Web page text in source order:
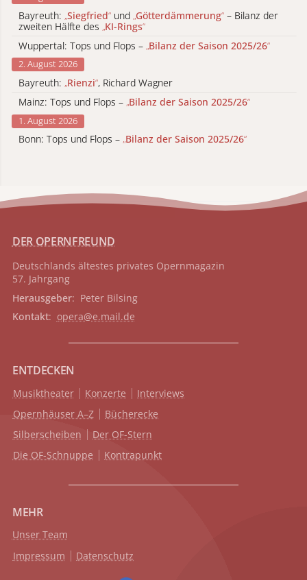
Bayreuth: „Siegfried“ und „Götterdämmerung“ – Bilanz der
zweiten Hälfte des „KI-Rings“
Wuppertal: Tops und Flops – „Bilanz der Saison 2025/26“
2. August 2026
Bayreuth: „Rienzi“, Richard Wagner
Mainz: Tops und Flops – „Bilanz der Saison 2025/26“
1. August 2026
Bonn: Tops und Flops – „Bilanz der Saison 2025/26“
DER OPERNFREUND
Deutschlands ältestes privates Opernmagazin
57. Jahrgang
Herausgeber: Peter Bilsing
Kontakt: opera@e.mail.de
ENTDECKEN
Musiktheater Konzerte
Interviews
Opernhäuser A–Z
Bücherecke
Silberscheiben
Der OF-Stern
Die OF-Schnuppe
Kontrapunkt
MEHR
Unser Team
Impressum
Datenschutz